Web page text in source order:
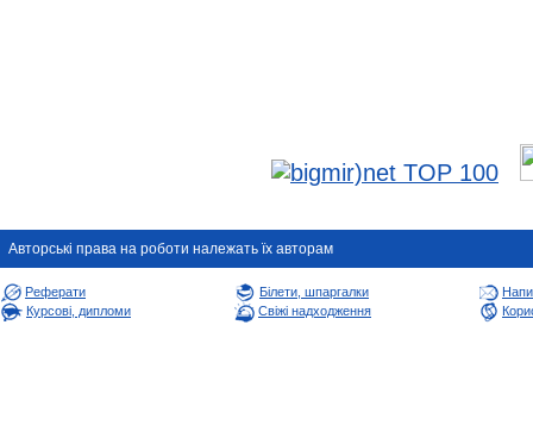
Авторськi права на роботи належать їх авторам
Реферати Білети, шпаргалки
Курсові, дипломи
Свіжі надходження